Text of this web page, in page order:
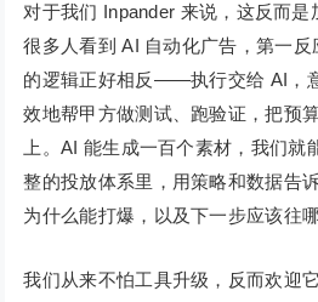
对于我们 Inpander 来说，这反而是
很多人看到 AI 自动化广告，第一反
的逻辑正好相反——执行交给 AI，
效地帮甲方做测试、跑验证，把预
上。AI 能生成一百个素材，我们就
整的投放体系里，用策略和数据告
为什么能打爆，以及下一步应该往哪
我们从来不怕工具升级，反而欢迎